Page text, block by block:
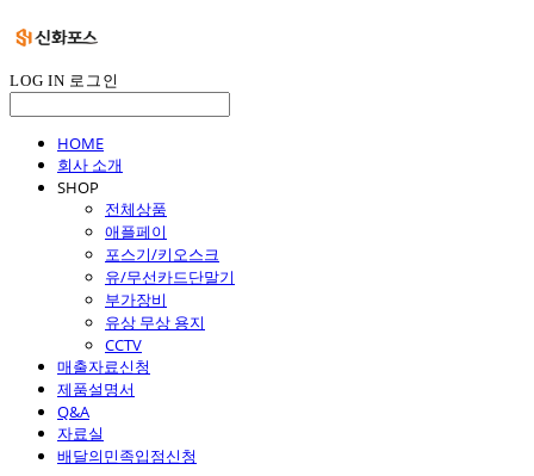
LOG IN 로그인
HOME
회사 소개
SHOP
전체상품
애플페이
포스기/키오스크
유/무선카드단말기
부가장비
유상 무상 용지
CCTV
매출자료신청
제품설명서
Q&A
자료실
배달의민족입점신청